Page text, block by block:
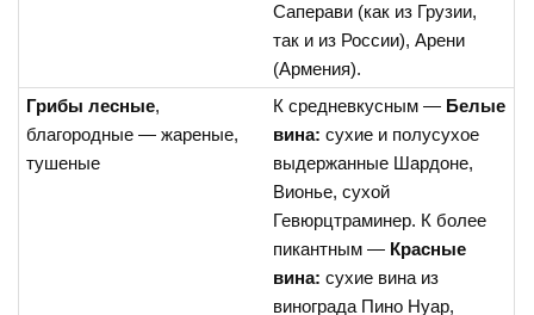
Саперави (как из Грузии,
так и из России), Арени
(Армения).
Грибы лесные,
благородные — жареные,
тушеные
К средневкусным — Белые
вина: сухие и полусухое
выдержанные Шардоне,
Вионье, сухой
Гевюрцтраминер. К более
пикантным — Красные
вина: сухие вина из
винограда Пино Нуар,